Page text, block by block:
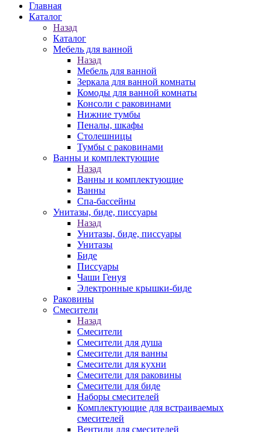
Главная
Каталог
Назад
Каталог
Мебель для ванной
Назад
Мебель для ванной
Зеркала для ванной комнаты
Комоды для ванной комнаты
Консоли с раковинами
Нижние тумбы
Пеналы, шкафы
Столешницы
Тумбы с раковинами
Ванны и комплектующие
Назад
Ванны и комплектующие
Ванны
Спа-бассейны
Унитазы, биде, писсуары
Назад
Унитазы, биде, писсуары
Унитазы
Биде
Писсуары
Чаши Генуя
Электронные крышки-биде
Раковины
Смесители
Назад
Смесители
Смесители для душа
Смесители для ванны
Смесители для кухни
Смесители для раковины
Смесители для биде
Наборы смесителей
Комплектующие для встраиваемых
смесителей
Вентили для смесителей